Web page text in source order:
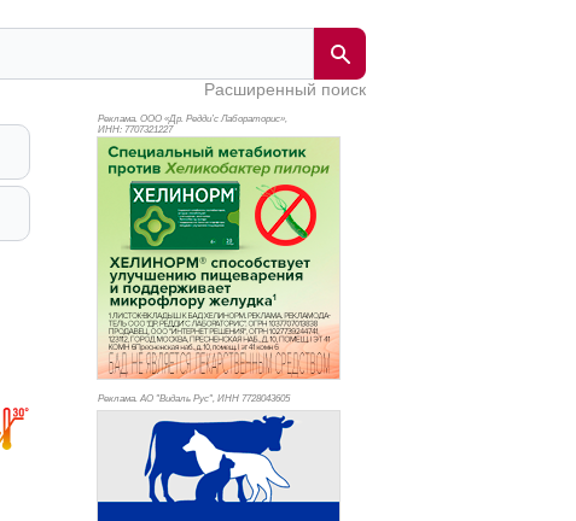
Расширенный поиск
Реклама. ООО «Др. Редди’с Лабораторис»,
ИНН: 7707321227
Реклама. АО "Видаль Рус", ИНН 7728043605